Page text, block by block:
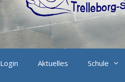
Login Aktuelles Schule